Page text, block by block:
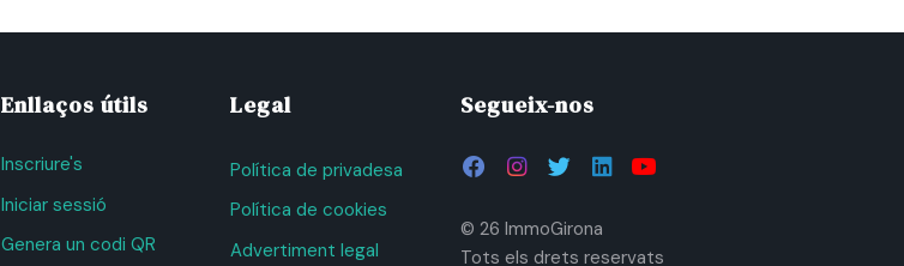
Enllaços útils
Inscriure's
Iniciar sessió
Genera un codi QR
Legal
Política de privadesa
Política de cookies
Advertiment legal
Segueix-nos
© 26 ImmoGirona
Tots els drets reservats